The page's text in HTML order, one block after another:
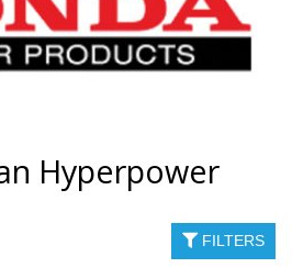
Hyperpower
FILTERS